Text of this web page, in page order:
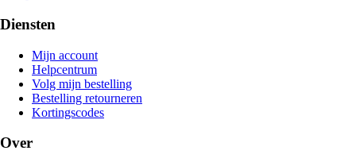
Diensten
Mijn account
Helpcentrum
Volg mijn bestelling
Bestelling retourneren
Kortingscodes
Over